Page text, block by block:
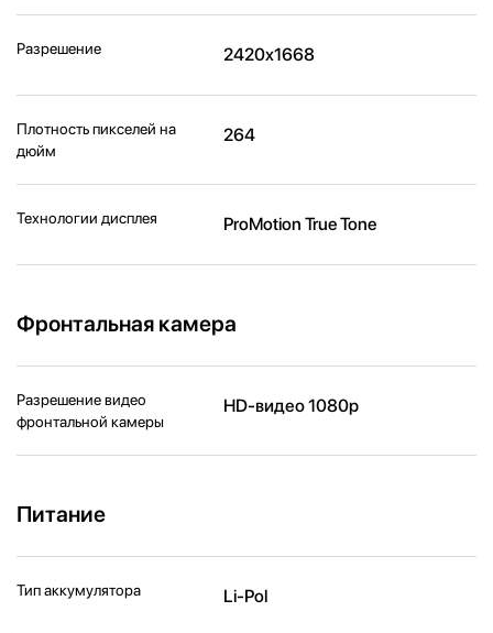
Разрешение 2420x1668
Плотность пикселей на
дюйм
264
Технологии дисплея ProMotion True Tone
Фронтальная камера
Разрешение видео
фронтальной камеры
HD-видео 1080p
Питание
Тип аккумулятора Li-Pol